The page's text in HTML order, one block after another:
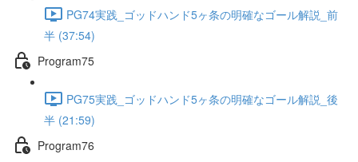
PG74実践_ゴッドハンド5ヶ条の明確なゴール解説_前
半 (37:54)
Program75
PG75実践_ゴッドハンド5ヶ条の明確なゴール解説_後
半 (21:59)
Program76